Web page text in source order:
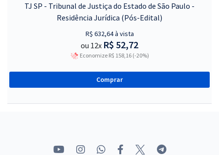
TJ SP - Tribunal de Justiça do Estado de São Paulo -
Residência Jurídica (Pós-Edital)
R$ 632,64 à vista
ou 12x R$ 52,72
Economize R$ 158,16 (-20%)
Comprar